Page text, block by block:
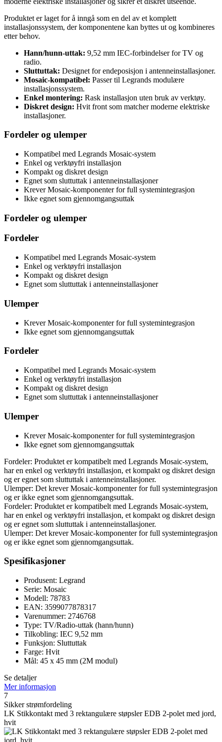
Produktet er laget for å inngå som en del av et komplett
installasjonssystem, der komponentene kan byttes ut og kombineres
etter behov.
Hann/hunn-uttak: 9,52 mm IEC-forbindelser for TV og
radio.
Sluttuttak: Designet for endeposisjon i antenneinstallasjoner.
Mosaic-kompatibel: Passer til Legrands modulære
installasjonssystem.
Enkel montering: Rask installasjon uten bruk av verktøy.
Diskret design: Hvit front som matcher moderne elektriske
installasjoner.
Fordeler og ulemper
Kompatibel med Legrands Mosaic-system
Enkel og verktøyfri installasjon
Kompakt og diskret design
Egnet som sluttuttak i antenneinstallasjoner
Krever Mosaic-komponenter for full systemintegrasjon
Ikke egnet som gjennomgangsuttak
Fordeler og ulemper
Fordeler
Kompatibel med Legrands Mosaic-system
Enkel og verktøyfri installasjon
Kompakt og diskret design
Egnet som sluttuttak i antenneinstallasjoner
Ulemper
Krever Mosaic-komponenter for full systemintegrasjon
Ikke egnet som gjennomgangsuttak
Fordeler
Kompatibel med Legrands Mosaic-system
Enkel og verktøyfri installasjon
Kompakt og diskret design
Egnet som sluttuttak i antenneinstallasjoner
Ulemper
Krever Mosaic-komponenter for full systemintegrasjon
Ikke egnet som gjennomgangsuttak
Fordeler: Produktet er kompatibelt med Legrands Mosaic-system,
har en enkel og verktøyfri installasjon, et kompakt og diskret design
og er egnet som sluttuttak i antenneinstallasjoner.
Ulemper: Det krever Mosaic-komponenter for full systemintegrasjon
og er ikke egnet som gjennomgangsuttak.
Fordeler: Produktet er kompatibelt med Legrands Mosaic-system,
har en enkel og verktøyfri installasjon, et kompakt og diskret design
og er egnet som sluttuttak i antenneinstallasjoner.
Ulemper: Det krever Mosaic-komponenter for full systemintegrasjon
og er ikke egnet som gjennomgangsuttak.
Spesifikasjoner
Produsent: Legrand
Serie: Mosaic
Modell: 78783
EAN: 3599077878317
Varenummer: 2746768
Type: TV/Radio-uttak (hann/hunn)
Tilkobling: IEC 9,52 mm
Funksjon: Sluttuttak
Farge: Hvit
Mål: 45 x 45 mm (2M modul)
Se detaljer
Mer informasjon
7
Sikker strømfordeling
LK Stikkontakt med 3 rektangulære støpsler EDB 2-polet med jord,
hvit